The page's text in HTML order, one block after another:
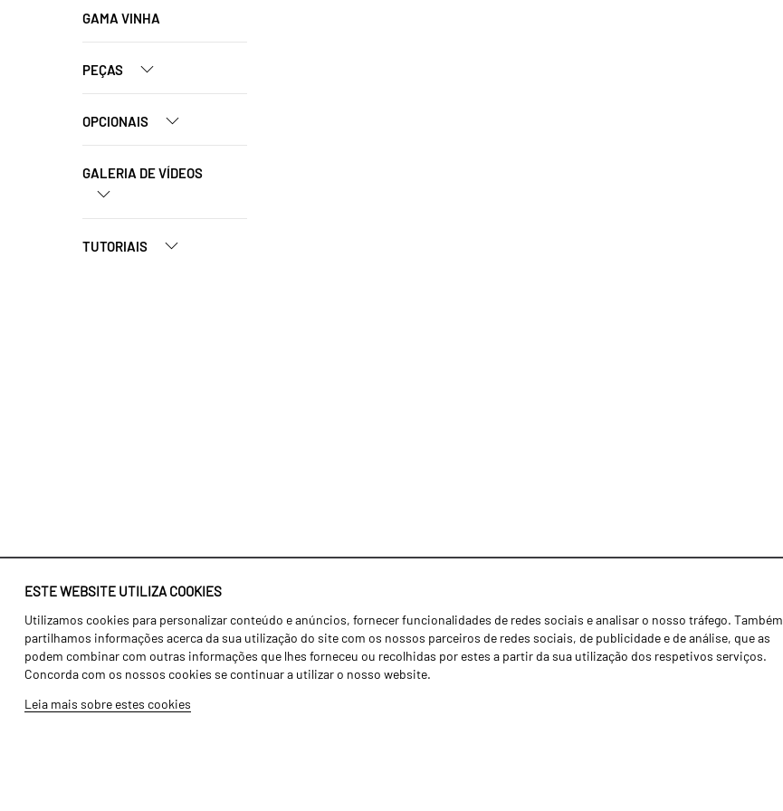
ESTE WEBSITE UTILIZA COOKIES
Utilizamos cookies para personalizar conteúdo e anúncios, fornecer funcionalidades de redes sociais e analisar o nosso tráfego. Também
partilhamos informações acerca da sua utilização do site com os nossos parceiros de redes sociais, de publicidade e de análise, que as
podem combinar com outras informações que lhes forneceu ou recolhidas por estes a partir da sua utilização dos respetivos serviços.
Concorda com os nossos cookies se continuar a utilizar o nosso website.
Leia mais sobre estes cookies
GAMA VINHA
PEÇAS
OPCIONAIS
GALERIA DE VÍDEOS
TUTORIAIS
Identidade
História
Fábrica / Produção
Recursos Humanos
Agricultura
Transportes
Gama Floresta
Notícias
Concessionários